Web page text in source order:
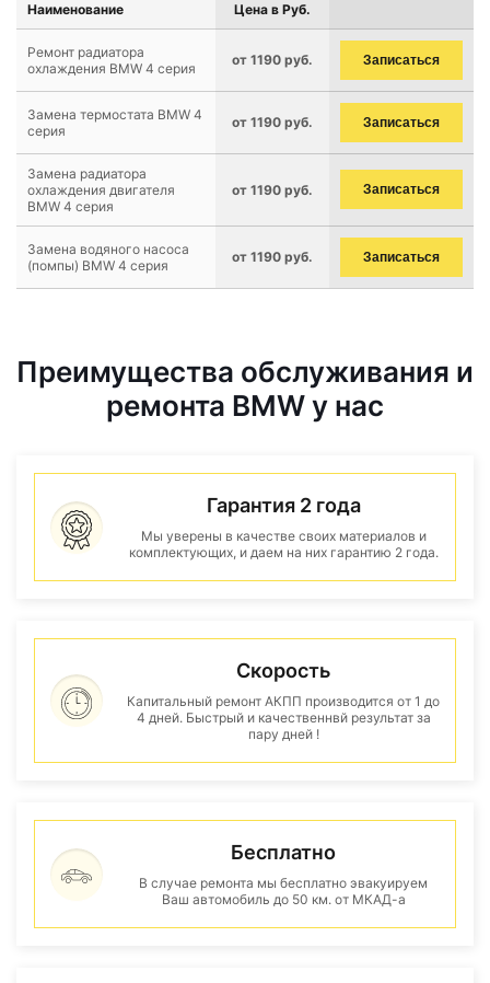
Наименование Цена в Руб.
Ремонт радиатора
охлаждения BMW 4 серия
от 1190 руб. Записаться
Замена термостата BMW 4
серия
от 1190 руб. Записаться
Замена радиатора
охлаждения двигателя
BMW 4 серия
от 1190 руб. Записаться
Замена водяного насоса
(помпы) BMW 4 серия
от 1190 руб. Записаться
Преимущества обслуживания и
ремонта BMW у нас
Гарантия 2 года
Мы уверены в качестве своих материалов и
комплектующих, и даем на них гарантию 2 года.
Скорость
Капитальный ремонт АКПП производится от 1 до
4 дней. Быстрый и качественнвй результат за
пару дней !
Бесплатно
В случае ремонта мы бесплатно эвакуируем
Ваш автомобиль до 50 км. от МКАД-а